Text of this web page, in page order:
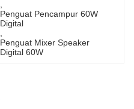
Penguat Pencampur 60W
Digital
Penguat Mixer Speaker
Digital 60W